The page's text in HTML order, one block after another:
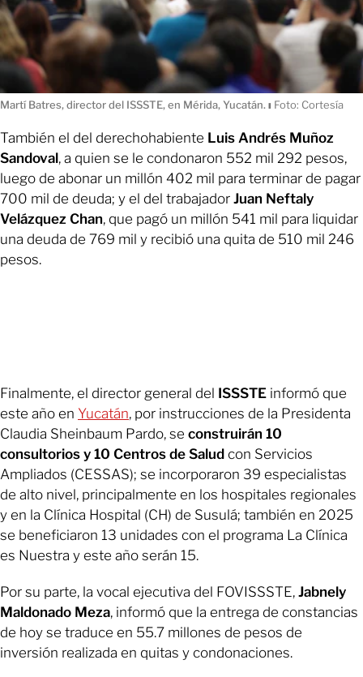
Martí Batres, director del ISSSTE, en Mérida, Yucatán. ı Foto: Cortesía
También el del derechohabiente Luis Andrés Muñoz
Sandoval, a quien se le condonaron 552 mil 292 pesos,
luego de abonar un millón 402 mil para terminar de pagar
700 mil de deuda; y el del trabajador Juan Neftaly
Velázquez Chan, que pagó un millón 541 mil para liquidar
una deuda de 769 mil y recibió una quita de 510 mil 246
pesos.
Finalmente, el director general del ISSSTE informó que
este año en Yucatán, por instrucciones de la Presidenta
Claudia Sheinbaum Pardo, se construirán 10
consultorios y 10 Centros de Salud con Servicios
Ampliados (CESSAS); se incorporaron 39 especialistas
de alto nivel, principalmente en los hospitales regionales
y en la Clínica Hospital (CH) de Susulá; también en 2025
se beneficiaron 13 unidades con el programa La Clínica
es Nuestra y este año serán 15.
Por su parte, la vocal ejecutiva del FOVISSSTE, Jabnely
Maldonado Meza, informó que la entrega de constancias
de hoy se traduce en 55.7 millones de pesos de
inversión realizada en quitas y condonaciones.